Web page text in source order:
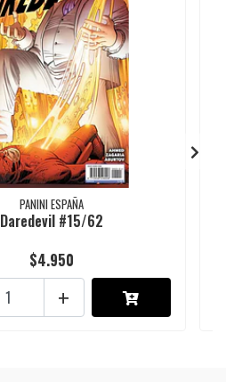
PANINI ESPAÑA
Daredevil #15/62
$4.950
+